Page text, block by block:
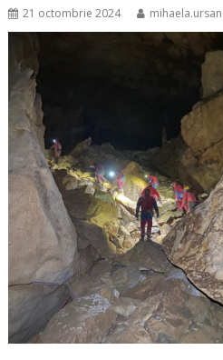
21 octombrie 2024 mihaela.ursan